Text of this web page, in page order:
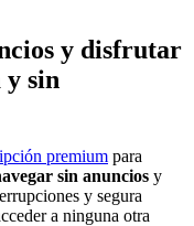
y disfrutar
y sin
premium para
sin anuncios y
y segura
a ninguna otra